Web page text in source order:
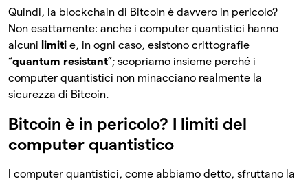
Quindi, la blockchain di Bitcoin è davvero in pericolo?
Non esattamente: anche i computer quantistici hanno
alcuni limiti e, in ogni caso, esistono crittografie
“quantum resistant”; scopriamo insieme perché i
computer quantistici non minacciano realmente la
sicurezza di Bitcoin.
Bitcoin è in pericolo? I limiti del
computer quantistico
I computer quantistici, come abbiamo detto, sfruttano la